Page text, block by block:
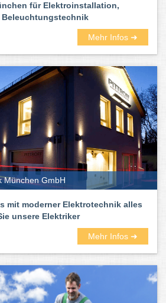
für Elektroinstallation,
Mehr Infos ➜
München GmbH
mit moderner Elektrotechnik alles
unsere Elektriker
Mehr Infos ➜